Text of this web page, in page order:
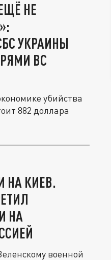
НЕ
УКРАИНЫ
ВС
убийства
882 доллара
НА КИЕВ.
НА
военной